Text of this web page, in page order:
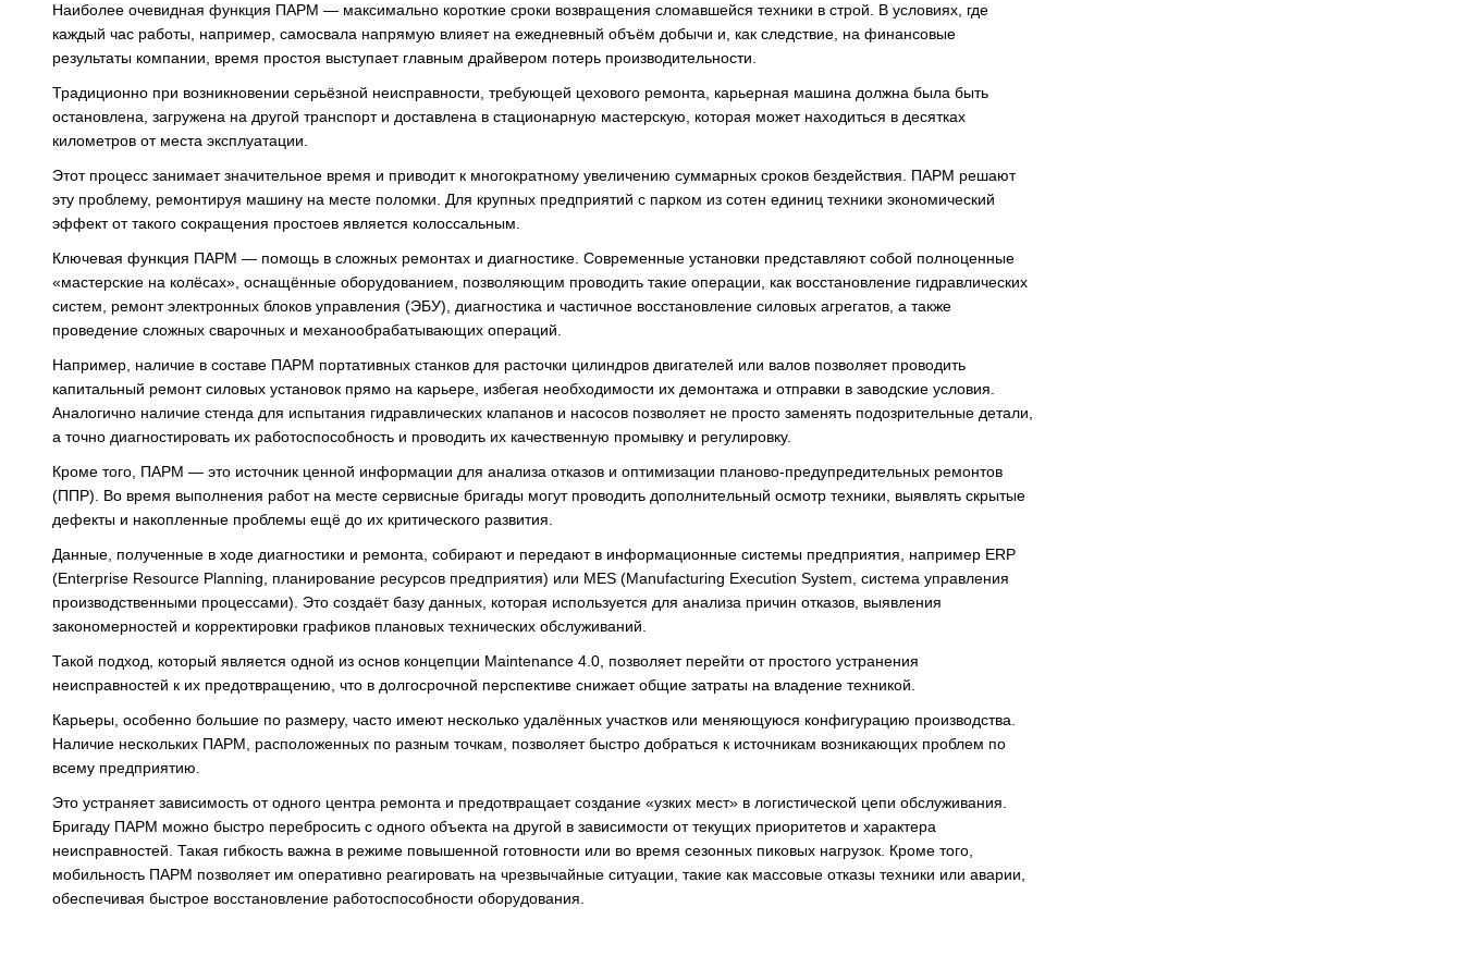
Наиболее очевидная функция ПАРМ — максимально короткие сроки возвращения сломавшейся техники в строй. В условиях, где
каждый час работы, например, самосвала напрямую влияет на ежедневный объём добычи и, как следствие, на финансовые
результаты компании, время простоя выступает главным драйвером потерь производительности.
Традиционно при возникновении серьёзной неисправности, требующей цехового ремонта, карьерная машина должна была быть
остановлена, загружена на другой транспорт и доставлена в стационарную мастерскую, которая может находиться в десятках
километров от места эксплуатации.
Этот процесс занимает значительное время и приводит к многократному увеличению суммарных сроков бездействия. ПАРМ решают
эту проблему, ремонтируя машину на месте поломки. Для крупных предприятий с парком из сотен единиц техники экономический
эффект от такого сокращения простоев является колоссальным.
Ключевая функция ПАРМ — помощь в сложных ремонтах и диагностике. Современные установки представляют собой полноценные
«мастерские на колёсах», оснащённые оборудованием, позволяющим проводить такие операции, как восстановление гидравлических
систем, ремонт электронных блоков управления (ЭБУ), диагностика и частичное восстановление силовых агрегатов, а также
проведение сложных сварочных и механообрабатывающих операций.
Например, наличие в составе ПАРМ портативных станков для расточки цилиндров двигателей или валов позволяет проводить
капитальный ремонт силовых установок прямо на карьере, избегая необходимости их демонтажа и отправки в заводские условия.
Аналогично наличие стенда для испытания гидравлических клапанов и насосов позволяет не просто заменять подозрительные детали,
а точно диагностировать их работоспособность и проводить их качественную промывку и регулировку.
Кроме того, ПАРМ — это источник ценной информации для анализа отказов и оптимизации планово-предупредительных ремонтов
(ППР). Во время выполнения работ на месте сервисные бригады могут проводить дополнительный осмотр техники, выявлять скрытые
дефекты и накопленные проблемы ещё до их критического развития.
Данные, полученные в ходе диагностики и ремонта, собирают и передают в информационные системы предприятия, например ERP
(Enterprise Resource Planning, планирование ресурсов предприятия) или MES (Manufacturing Execution System, система управления
производственными процессами). Это создаёт базу данных, которая используется для анализа причин отказов, выявления
закономерностей и корректировки графиков плановых технических обслуживаний.
Такой подход, который является одной из основ концепции Maintenance 4.0, позволяет перейти от простого устранения
неисправностей к их предотвращению, что в долгосрочной перспективе снижает общие затраты на владение техникой.
Карьеры, особенно большие по размеру, часто имеют несколько удалённых участков или меняющуюся конфигурацию производства.
Наличие нескольких ПАРМ, расположенных по разным точкам, позволяет быстро добраться к источникам возникающих проблем по
всему предприятию.
Это устраняет зависимость от одного центра ремонта и предотвращает создание «узких мест» в логистической цепи обслуживания.
Бригаду ПАРМ можно быстро перебросить с одного объекта на другой в зависимости от текущих приоритетов и характера
неисправностей. Такая гибкость важна в режиме повышенной готовности или во время сезонных пиковых нагрузок. Кроме того,
мобильность ПАРМ позволяет им оперативно реагировать на чрезвычайные ситуации, такие как массовые отказы техники или аварии,
обеспечивая быстрое восстановление работоспособности оборудования.